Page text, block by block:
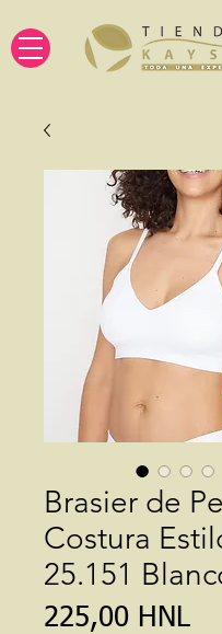
Brasier de
Costura
25.151
225,00 HNL